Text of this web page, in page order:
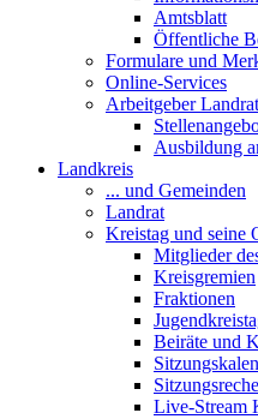
Amtsblatt
Öffentliche
Formulare und
Online-Services
Arbeitgeber
Ausbildung
Landkreis
... und Gemeinden
Landrat
Kreistag und seine
Mitglieder
Kreisgremien
Fraktionen
Beiräte und
Live-Stream